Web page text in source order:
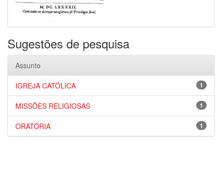
Sugestões de pesquisa
Assunto
1
IGREJA CATÓLICA
1
MISSÕES RELIGIOSAS
1
ORATÓRIA